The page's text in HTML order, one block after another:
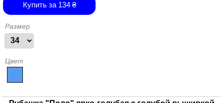
Купить за 134₴
Размер
Цвет